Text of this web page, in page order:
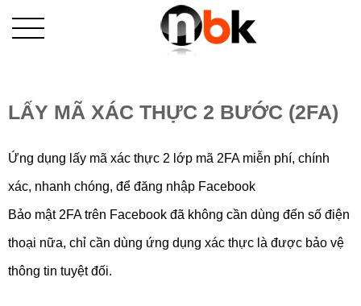
LẤY MÃ XÁC THỰC 2 BƯỚC (2FA)
Ứng dụng lấy mã xác thực 2 lớp mã 2FA miễn phí, chính
xác, nhanh chóng, để đăng nhập Facebook
Bảo mật 2FA trên Facebook đã không cần dùng đến số điện
thoại nữa, chỉ cần dùng ứng dụng xác thực là được bảo vệ
thông tin tuyệt đối.